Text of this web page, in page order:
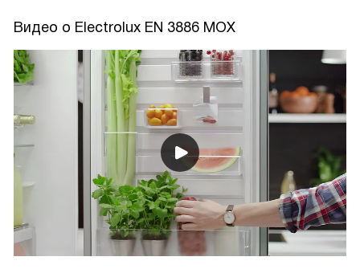
Видео о Electrolux EN 3886 MOX